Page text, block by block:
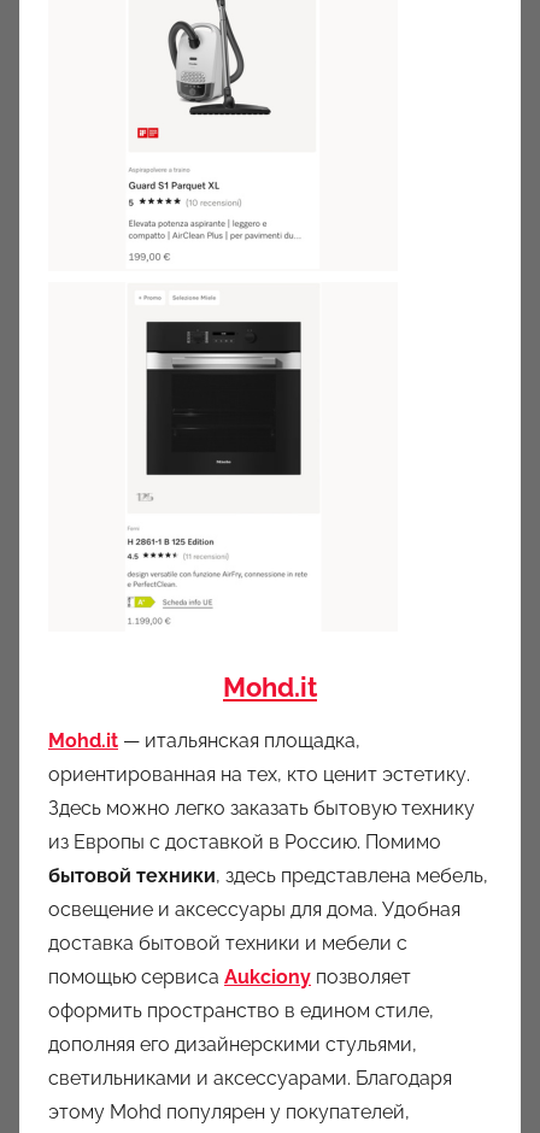
Mohd.it
Mohd.it — итальянская площадка,
ориентированная на тех, кто ценит эстетику.
Здесь можно легко заказать бытовую технику
из Европы с доставкой в Россию. Помимо
бытовой техники, здесь представлена мебель,
освещение и аксессуары для дома. Удобная
доставка бытовой техники и мебели с
помощью сервиса Aukciony позволяет
оформить пространство в едином стиле,
дополняя его дизайнерскими стульями,
светильниками и аксессуарами. Благодаря
этому Mohd популярен у покупателей,